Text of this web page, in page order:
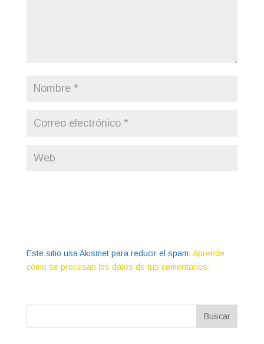
Este sitio usa Akismet para reducir el spam. Aprende
cómo se procesan los datos de tus comentarios.